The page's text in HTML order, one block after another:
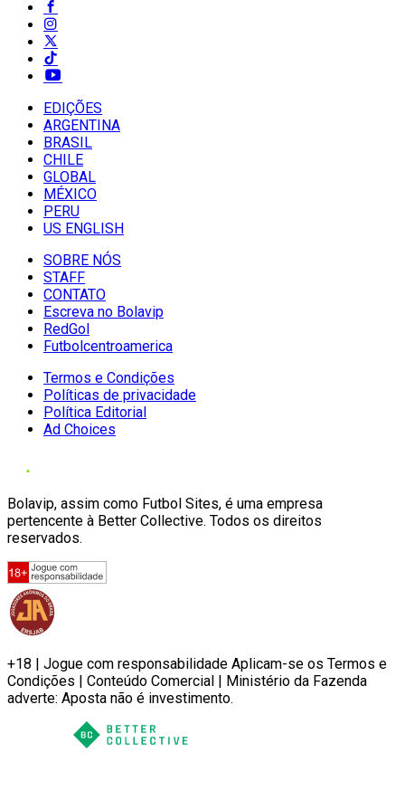
EDIÇÕES
ARGENTINA
BRASIL
CHILE
GLOBAL
MÉXICO
PERU
US ENGLISH
SOBRE NÓS
STAFF
CONTATO
Escreva no Bolavip
RedGol
Futbolcentroamerica
Termos e Condições
Políticas de privacidade
Política Editorial
Ad Choices
Bolavip, assim como Futbol Sites, é uma empresa
pertencente à Better Collective. Todos os direitos
reservados.
+18 | Jogue com responsabilidade Aplicam-se os Termos e
Condições | Conteúdo Comercial | Ministério da Fazenda
adverte: Aposta não é investimento.